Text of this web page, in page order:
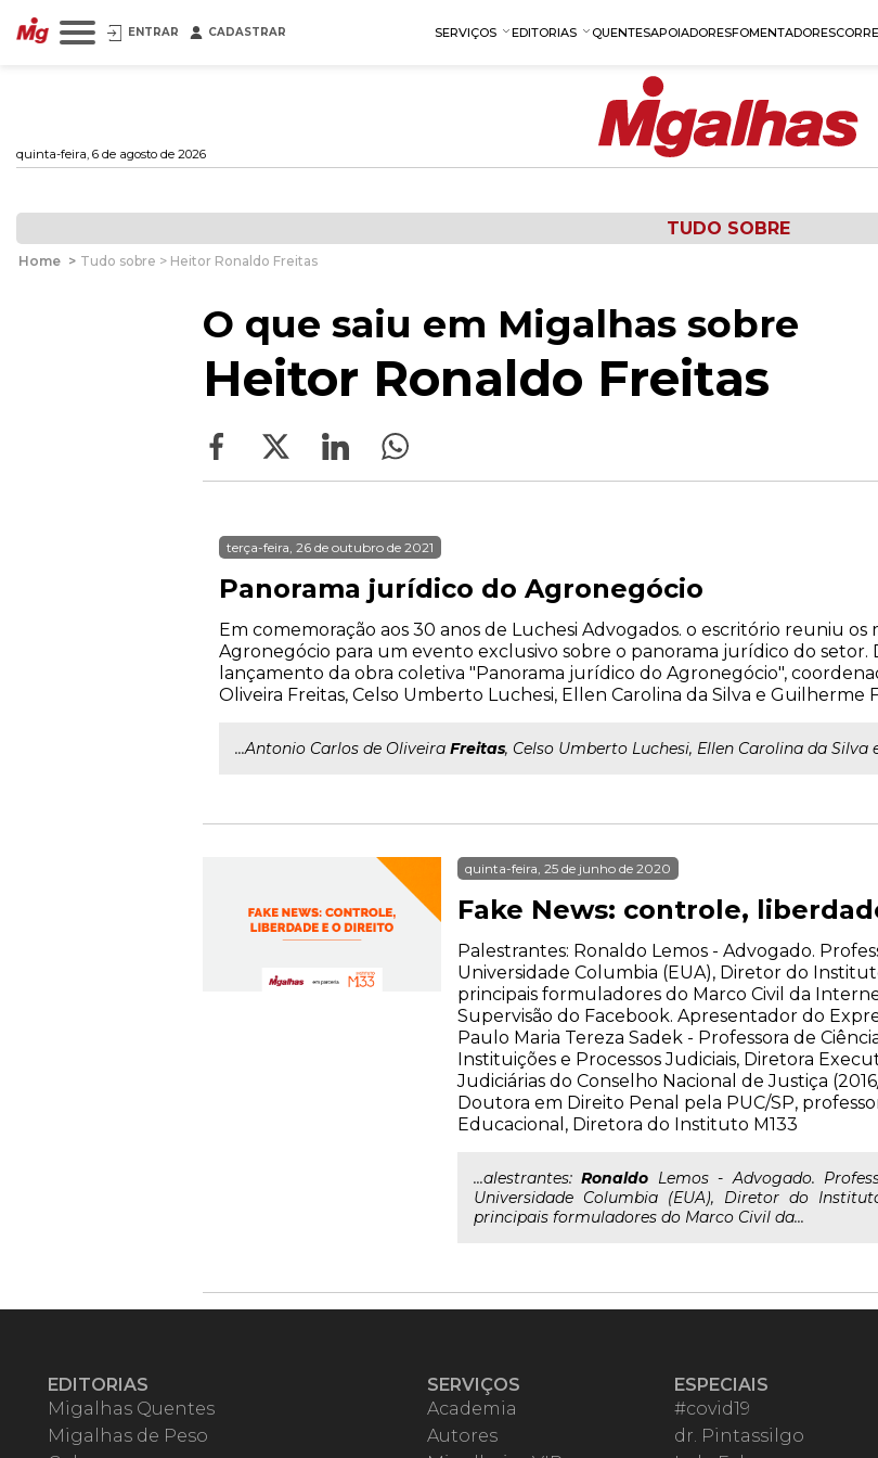
ENTRAR CADASTRAR SERVIÇOS EDITORIAS QUENTESAPOIADORESFOMENTADORES
quinta-feira, 6 de agosto de 2026
TUDO SOBRE
Home > Tudo sobre > Heitor Ronaldo Freitas
O que saiu em Migalhas sobre
Heitor Ronaldo Freitas
terça-feira, 26 de outubro de 2021
Panorama jurídico do Agronegócio
Em comemoração aos 30 anos de Luchesi Advogados. o escritório reuniu
Agronegócio para um evento exclusivo sobre o panorama jurídico do setor.
lançamento da obra coletiva "Panorama jurídico do Agronegócio",
Oliveira Freitas, Celso Umberto Luchesi, Ellen Carolina da Silva e Guilherme
...Antonio Carlos de Oliveira Freitas, Celso Umberto Luchesi, Ellen Carolina da Silva
quinta-feira, 25 de junho de 2020
Fake News: controle,
Palestrantes: Ronaldo Lemos - Advogado.
Universidade Columbia (EUA), Diretor do
principais formuladores do Marco Civil da
Supervisão do Facebook. Apresentador do
Paulo Maria Tereza Sadek - Professora de
Instituições e Processos Judiciais, Diretora
Judiciárias do Conselho Nacional de Justiça
Doutora em Direito Penal pela PUC/SP,
Educacional, Diretora do Instituto M133
...alestrantes:Ronaldo Lemos - Advogado.
Universidade Columbia (EUA), Diretor do
principais formuladores do Marco Civil da...
EDITORIAS
Migalhas Quentes
Migalhas de Peso
SERVIÇOS
Academia
Autores
ESPECIAIS
#covid19
dr. Pintassilgo